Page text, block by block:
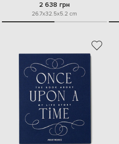
2 638 грн
26.7x32.5x5.2 cm